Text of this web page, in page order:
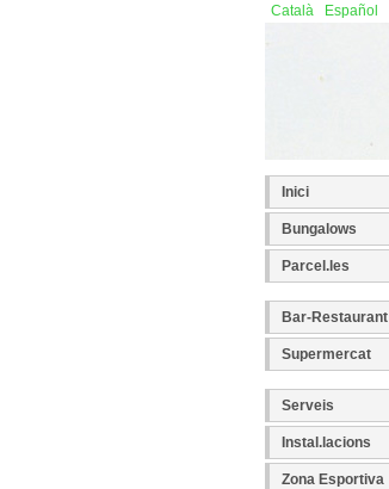
Català Español
Inici
Bungalows
Parcel.les
Bar-Restaurant
Supermercat
Serveis
Instal.lacions
Zona Esportiva